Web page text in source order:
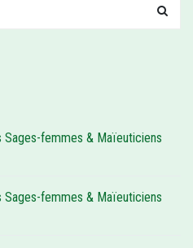
femmes & Maïeuticiens
femmes & Maïeuticiens